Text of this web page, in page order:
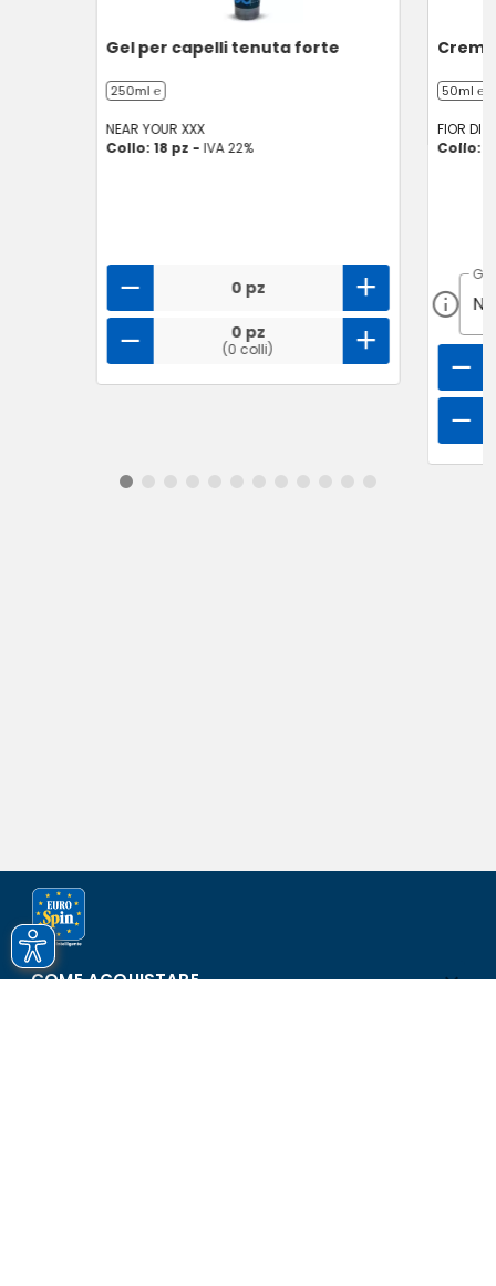
Gel per capelli tenuta forte
250ml ℮
NEAR YOUR XXX
Collo: 18 pz - IVA 22%
0 pz
0 pz
(0 colli)
50ml ℮
FIOR DI
Collo:
COME ACQUISTARE